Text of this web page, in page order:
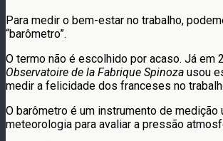
Para medir o bem-estar no trabalho,
“barômetro”.
O termo não é escolhido por acaso. Já em
Observatoire de la Fabrique Spinoza usou
medir a felicidade dos franceses no
O barômetro é um instrumento de medição
meteorologia para avaliar a pressão